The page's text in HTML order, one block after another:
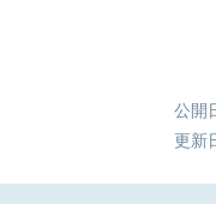
公開
更新